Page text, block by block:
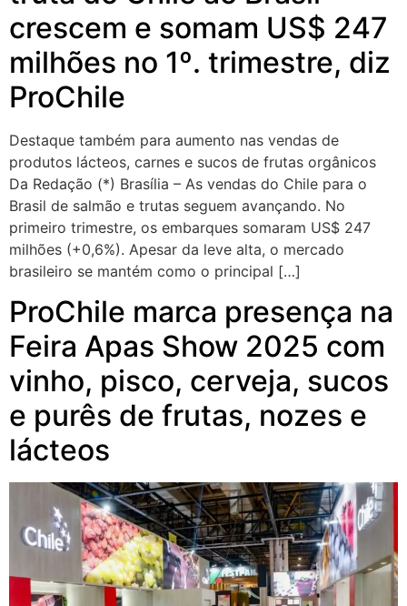
crescem e somam US$ 247
milhões no 1º. trimestre, diz
ProChile
Destaque também para aumento nas vendas de
produtos lácteos, carnes e sucos de frutas orgânicos
Da Redação (*) Brasília – As vendas do Chile para o
Brasil de salmão e trutas seguem avançando. No
primeiro trimestre, os embarques somaram US$ 247
milhões (+0,6%). Apesar da leve alta, o mercado
brasileiro se mantém como o principal […]
ProChile marca presença na
Feira Apas Show 2025 com
vinho, pisco, cerveja, sucos
e purês de frutas, nozes e
lácteos